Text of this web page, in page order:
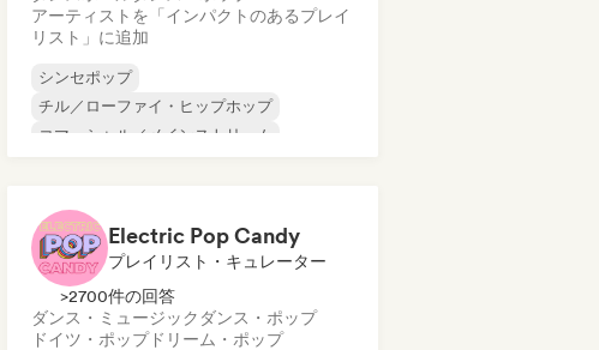
アーティストを「インパクトのあるプレイ
リスト」に追加
シンセポップ
チル／ローファイ・ヒップホップ
コマーシャル／メインストリーム
ラテン・ポップ
Electric Pop Candy
プレイリスト・キュレーター
>2700件の回答
ダンス・ミュージック ダンス・ポップ
ドイツ・ポップドリーム・ポップ